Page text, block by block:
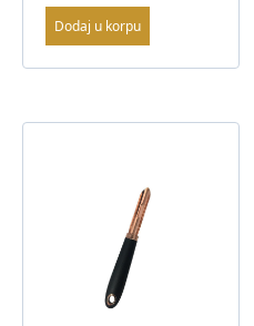
Dodaj u korpu